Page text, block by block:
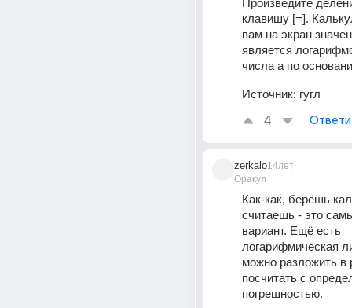
Произведите
клавишу [=].
вам на экран
является
числа a по
Источник: гугл
4
zerkalo
Оракул
14лет
Как-как, берёшь
считаешь - это
вариант. Ещё есть
логарифмическая
можно разложить в
посчитать с
погрешностью.